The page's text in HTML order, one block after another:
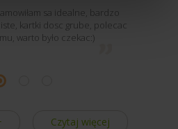
sa idealne, bardzo
kartki dosc grube, polecac
warto było czekac:)
Czytaj więcej